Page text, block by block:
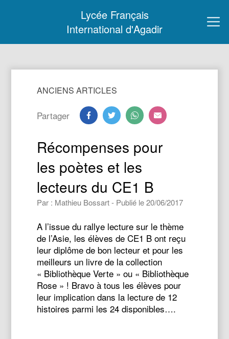
Lycée Français
International d'Agadir
ANCIENS ARTICLES
Partager
Récompenses pour
les poètes et les
lecteurs du CE1 B
Par : Mathieu Bossart - Publié le 20/06/2017
A l’issue du rallye lecture sur le thème
de l’Asie, les élèves de CE1 B ont reçu
leur diplôme de bon lecteur et pour les
meilleurs un livre de la collection
« Bibliothèque Verte » ou « Bibliothèque
Rose » ! Bravo à tous les élèves pour
leur implication dans la lecture de 12
histoires parmi les 24 disponibles….